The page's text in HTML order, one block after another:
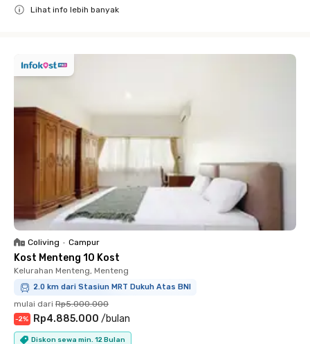
Lihat info lebih banyak
Coliving • Campur
Kost Menteng 10 Kost
Kelurahan Menteng, Menteng
2.0 km dari Stasiun MRT Dukuh Atas BNI
mulai dari Rp5.000.000
-2% Rp4.885.000 /bulan
Diskon sewa min. 12 Bulan